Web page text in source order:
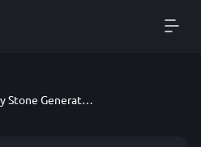
Create: Easy Stone Generators - No Obsidian Gen